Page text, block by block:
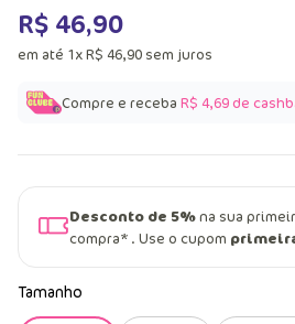
R$ 46,90
em até 1xR$ 46,90 sem juros
Compre e receba R$ 4,69de
Desconto de 5%na sua
compra* . Use o cupom
Tamanho